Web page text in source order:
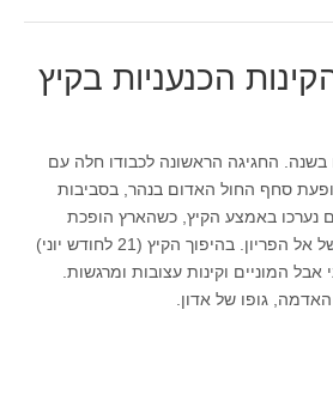
הכנעניות בקיץ
בשנה. החגיגה הראשונה לכבודו חלה עם
סחף החול האדום בנהר, בסביבות
נערכו באמצע הקיץ, כשהארץ הופכת
צחיחה ויבשה, עקב מותו של אל הפריון. בהיפוך הקיץ (21 לחודש יוני)
אבל המוניים וקינות עצובות ומרגשות.
גופו של אדון.